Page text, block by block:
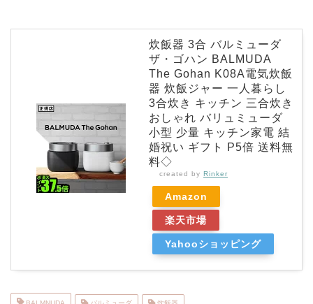
炊飯器 3合 バルミューダ
ザ・ゴハン BALMUDA
The Gohan K08A電気炊飯
器 炊飯ジャー 一人暮らし
3合炊き キッチン 三合炊き
おしゃれ バリュミューダ
小型 少量 キッチン家電 結
婚祝い ギフト P5倍 送料無
料◇
created by Rinker
Amazon
楽天市場
Yahooショッピング